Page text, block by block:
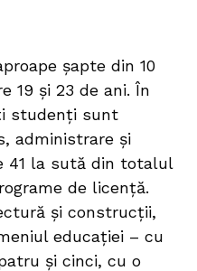
șapte din 10
19 și 23 de ani. În
studenți sunt
administrare și
41 la sută din totalul
de licență.
și construcții,
educației – cu
și cinci, cu o